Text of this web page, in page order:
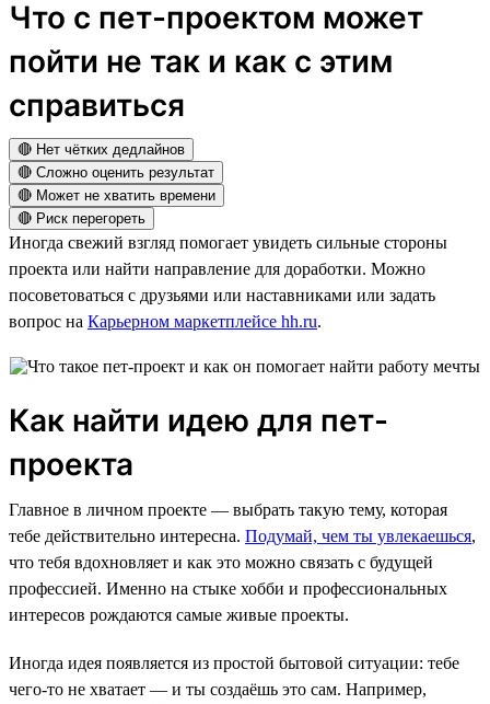
Что с пет-проектом может
пойти не так и как с этим
справиться
🔴 Нет чётких дедлайнов
🔴 Сложно оценить результат
🔴 Может не хватить времени
🔴 Риск перегореть
Иногда свежий взгляд помогает увидеть сильные стороны
проекта или найти направление для доработки. Можно
посоветоваться с друзьями или наставниками или задать
вопрос на Карьерном маркетплейсе hh.ru.
Как найти идею для пет-
проекта
Главное в личном проекте — выбрать такую тему, которая
тебе действительно интересна. Подумай, чем ты увлекаешься,
что тебя вдохновляет и как это можно связать с будущей
профессией. Именно на стыке хобби и профессиональных
интересов рождаются самые живые проекты.
Иногда идея появляется из простой бытовой ситуации: тебе
чего-то не хватает — и ты создаёшь это сам. Например,